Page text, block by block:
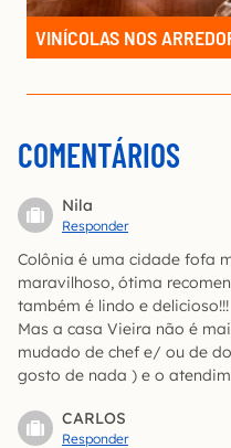
VINÍCOLAS NOS
COMENTÁRIOS
Nila
Responder
Colônia é uma cidade fofa
maravilhoso, ótima
também é lindo e delicioso!!!
Mas a casa Vieira não é
mudado de chef e/ ou de
gosto de nada ) e o
CARLOS
Responder